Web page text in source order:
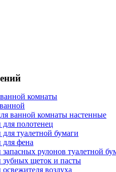
комнаты
ванной комнаты настенные
полотенец
туалетной бумаги
для фена
рулонов туалетной
зубных щеток и пасты
воздуха